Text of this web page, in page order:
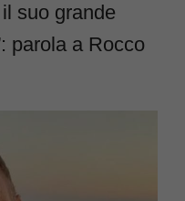
suo grande
parola a Rocco